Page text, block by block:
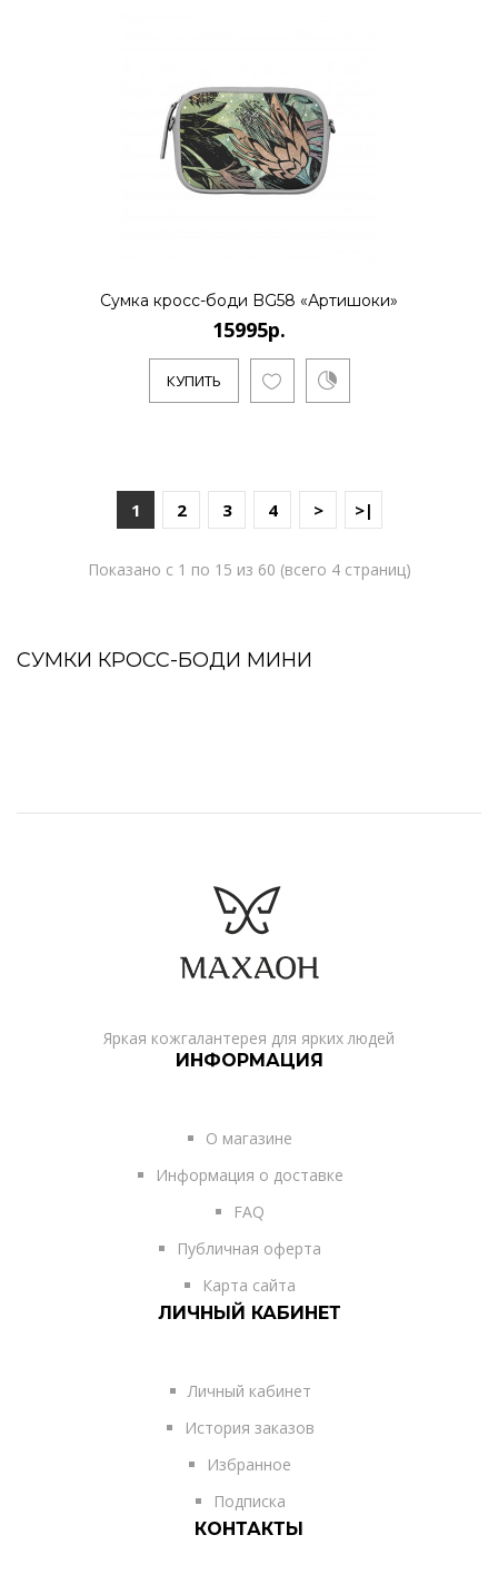
Сумка кросс-боди BG58 «Артишоки»
15995р.
КУПИТЬ
1 2 3 4 > >|
Показано с 1 по 15 из 60 (всего 4 страниц)
СУМКИ КРОСС-БОДИ МИНИ
Яркая кожгалантерея для ярких людей
ИНФОРМАЦИЯ
О магазине
Информация о доставке
FAQ
Публичная оферта
Карта сайта
ЛИЧНЫЙ КАБИНЕТ
Личный кабинет
История заказов
Избранное
Подписка
КОНТАКТЫ